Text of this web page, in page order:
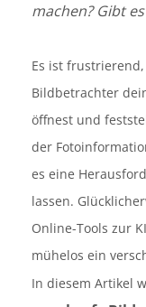
machen? Gibt
Es ist
Bildbetrachter
öffnest und
der
es eine
lassen.
Online-Tools zur
mühelos ein
In diesem Artikel